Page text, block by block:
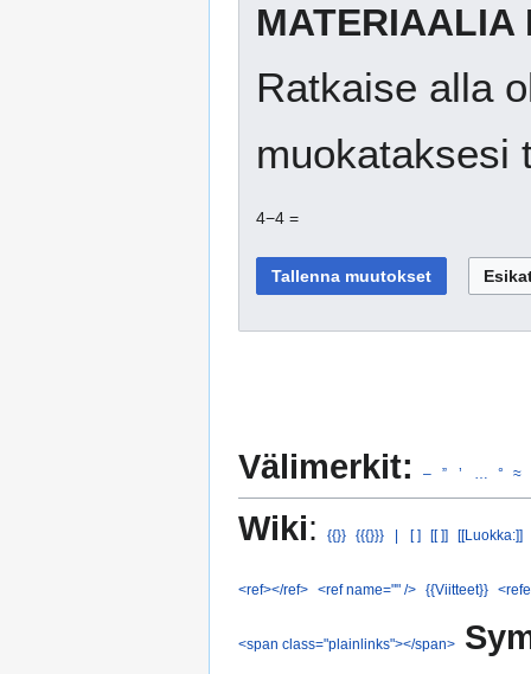
MATERIAALIA
Ratkaise alla
muokataksesi
4−4 =
Välimerkit: – ” ’ ° ≈
Wiki: {{}} {{{}}} | [ ] [[ ]] [[Luokka:]]
<ref></ref> <ref name="" /> {{Viitteet}}
<span class="plainlinks"></span>